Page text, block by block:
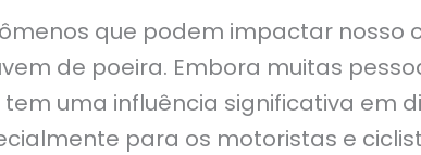
que podem impactar nosso
de poeira. Embora muitas
uma influência significativa em
para os motoristas e